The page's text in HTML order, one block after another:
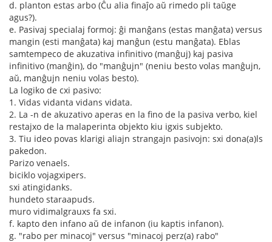
d. planton estas arbo (Ĉu alia finaĵo aŭ rimedo pli taŭge
agus?).
e. Pasivaj specialaj formoj: ĝi manĝans (estas manĝata) versus
mangin (esti manĝata) kaj manĝun (estu manĝata). Eblas
samtempeco de akuzativa infinitivo (manĝuj) kaj pasiva
infinitivo (manĝin), do "manĝujn" (neniu besto volas manĝujn,
aŭ, manĝujn neniu volas besto).
La logiko de cxi pasivo:
1. Vidas vidanta vidans vidata.
2. La -n de akuzativo aperas en la fino de la pasiva verbo, kiel
restajxo de la malaperinta objekto kiu igxis subjekto.
3. Tiu ideo povas klarigi aliajn strangajn pasivojn: sxi dona(a)ls
pakedon.
Parizo venaels.
biciklo vojagxipers.
sxi atingidanks.
hundeto staraapuds.
muro vidimalgrauxs fa sxi.
f. kapto den infano aŭ de infanon (iu kaptis infanon).
g. "rabo per minacoj" versus "minacoj perz(a) rabo"